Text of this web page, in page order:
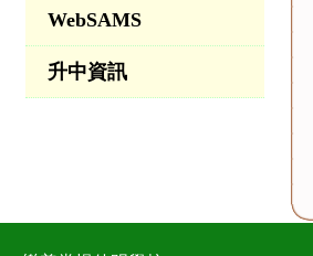
WebSAMS
升中資訊